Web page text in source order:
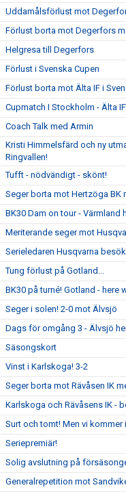
Uddamålsförlust mot
Förlust borta mot Degerfors
Helgresa till Degerfors
Förlust i Svenska Cupen
Förlust borta mot Älta IF i
Cupmatch I Stockholm - Älta IF
Coach Talk med Armin
Kristi Himmelsfärd och ny
Ringvallen!
Tufft - nödvändigt - skönt!
Seger borta mot Hertzöga BK
BK30 Dam on tour - Värmland
Meriterande seger mot
Serieledaren Husqvarna
Tung förlust på Gotland...
BK30 på turné! Gotland - here
Seger i solen! 2-0 mot Älvsjö
Dags för omgång 3 - Älvsjö
Säsongskort
Vinst i Karlskoga! 3-2
Seger borta mot Rävåsen IK
Karlskoga och Rävåsens IK -
Surt och tomt! Men vi kommer
Seriepremiär!
Solig avslutning på
Generalrepetition mot